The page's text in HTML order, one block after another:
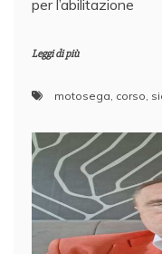
per l’abilitazione
Leggi di più
motosega, corso,